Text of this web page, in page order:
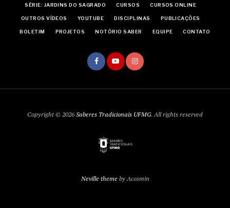
SÉRIE: JARDINS DO SAGRADO CURSOS CURSOS ONLINE
OUTROS VÍDEOS YOUTUBE DISCIPLINAS PUBLICAÇÕES
BOLETIM PROJETOS NOTÓRIO SABER EQUIPE CONTATO
Copyright © 2026Saberes Tradicionais UFMG. All rights reserved
Neville themeby Acosmin